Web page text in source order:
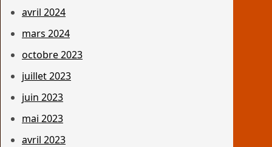
avril 2024
mars 2024
octobre 2023
juillet 2023
juin 2023
mai 2023
avril 2023